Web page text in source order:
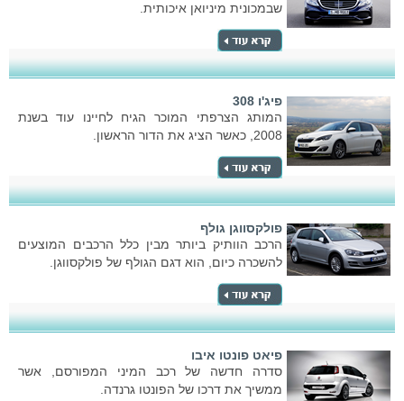
שבמכונית מיניואן איכותית.
פיג'ו 308
המותג הצרפתי המוכר הגיח לחיינו עוד בשנת
2008, כאשר הציג את הדור הראשון.
פולקסווגן גולף
הרכב הוותיק ביותר מבין כלל הרכבים המוצעים
להשכרה כיום, הוא דגם הגולף של פולקסווגן.
פיאט פונטו איבו
סדרה חדשה של רכב המיני המפורסם, אשר
ממשיך את דרכו של הפונטו גרנדה.